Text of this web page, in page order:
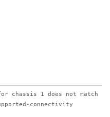
chassis 1 does not match
connectivity